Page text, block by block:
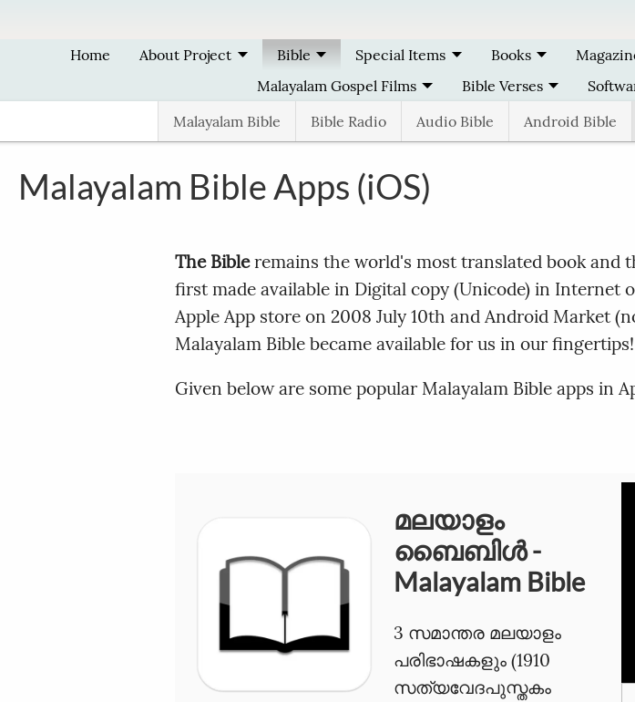
Home About Project Bible
Malayalam Bible Bible Radio Audio Bible Android Bible
Special Items Books
Malayalam Gospel Films
Bible Verses
Malayalam Bible Apps (iOS)
The Bibleremains the world's most translated book and
first made available in Digital copy (Unicode) in
Apple App store on 2008 July 10th and Android Market
Malayalam Bible became available for us in our fingertips!
Given below are some popular Malayalam Bible apps in
മലയാളം
ബൈബിള്‍ -
Malayalam Bible
3 സമാന്തര മലയാളം
പരിഭാഷകളും (1910
സത്യവേദപുസ്തകം